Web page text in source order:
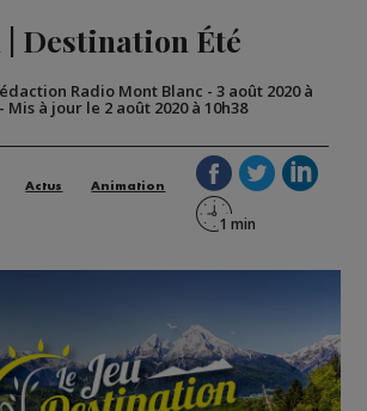
| Destination Été
Radio Mont Blanc - 3 août 2020 à
Mis à jour le 2 août 2020 à 10h38
Actus
Animation